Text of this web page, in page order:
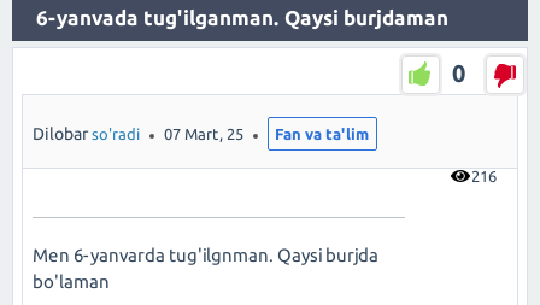
6-yanvada tug'ilganman. Qaysi burjdaman
0
216
Dilobar so'radi 07 Mart, 25 Fan va ta'lim
Men 6-yanvarda tug'ilgnman. Qaysi burjda
bo'laman